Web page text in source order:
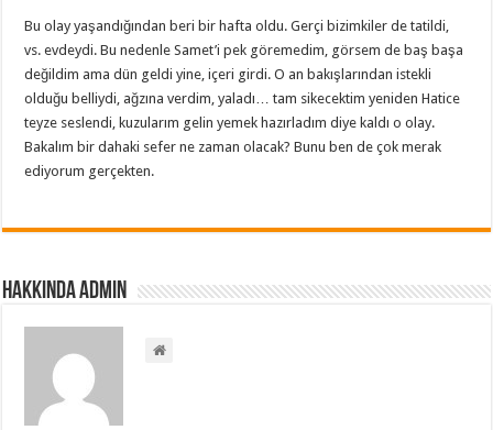
Bu olay yaşandığından beri bir hafta oldu. Gerçi bizimkiler de tatildi,
vs. evdeydi. Bu nedenle Samet’i pek göremedim, görsem de baş başa
değildim ama dün geldi yine, içeri girdi. O an bakışlarından istekli
olduğu belliydi, ağzına verdim, yaladı… tam sikecektim yeniden Hatice
teyze seslendi, kuzularım gelin yemek hazırladım diye kaldı o olay.
Bakalım bir dahaki sefer ne zaman olacak? Bunu ben de çok merak
ediyorum gerçekten.
Hakkında admin